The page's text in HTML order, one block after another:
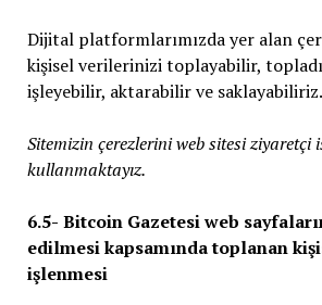
Dijital platformlarımızda yer alan
kişisel verilerinizi toplayabilir,
işleyebilir, aktarabilir ve saklayabiliriz.
Sitemizin çerezlerini web sitesi ziyaretçi
kullanmaktayız.
6.5- Bitcoin Gazetesi web
edilmesi kapsamında toplanan
işlenmesi